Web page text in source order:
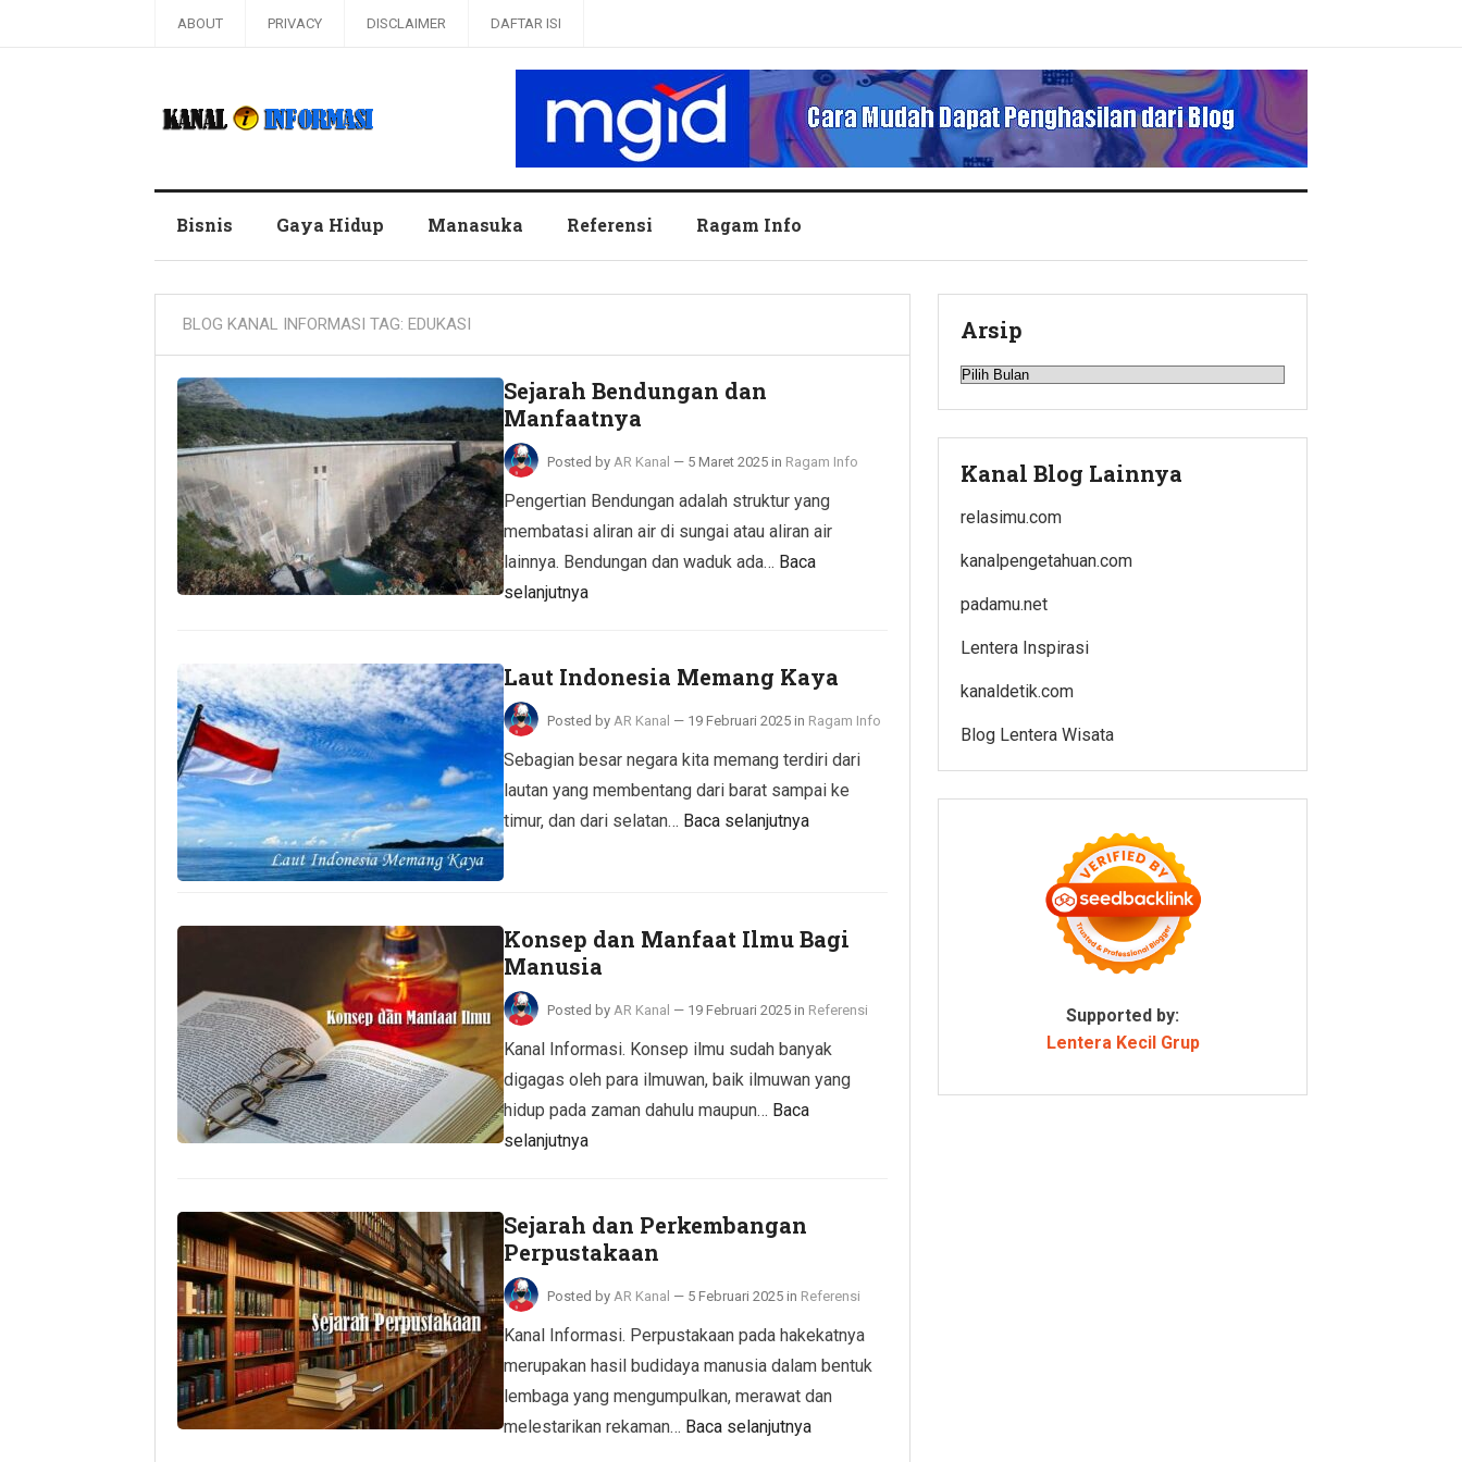
ABOUT PRIVACY DISCLAIMER DAFTAR ISI
Bisnis Gaya Hidup Manasuka Referensi Ragam Info
BLOG KANAL INFORMASI TAG: EDUKASI
Sejarah Bendungan dan
Manfaatnya
Posted by AR Kanal — 5 Maret 2025 in Ragam Info
Pengertian Bendungan adalah struktur yang
membatasi aliran air di sungai atau aliran air
lainnya. Bendungan dan waduk ada… Baca
selanjutnya
Laut Indonesia Memang Kaya
Posted by AR Kanal — 19 Februari 2025 in Ragam Info
Sebagian besar negara kita memang terdiri dari
lautan yang membentang dari barat sampai ke
timur, dan dari selatan… Baca selanjutnya
Konsep dan Manfaat Ilmu Bagi
Manusia
Posted by AR Kanal — 19 Februari 2025 in Referensi
Kanal Informasi. Konsep ilmu sudah banyak
digagas oleh para ilmuwan, baik ilmuwan yang
hidup pada zaman dahulu maupun… Baca
selanjutnya
Sejarah dan Perkembangan
Perpustakaan
Posted by AR Kanal — 5 Februari 2025 in Referensi
Kanal Informasi. Perpustakaan pada hakekatnya
merupakan hasil budidaya manusia dalam bentuk
lembaga yang mengumpulkan, merawat dan
melestarikan rekaman… Baca selanjutnya
Arsip
Arsip
Kanal Blog Lainnya
relasimu.com
kanalpengetahuan.com
padamu.net
Lentera Inspirasi
kanaldetik.com
Blog Lentera Wisata
Supported by:
Lentera Kecil Grup